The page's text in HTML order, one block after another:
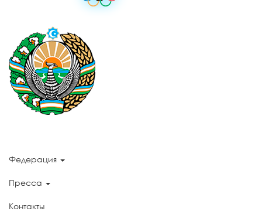
Федерация
Пресса
Контакты